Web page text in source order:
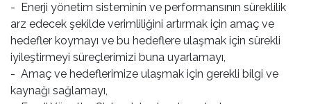
- Enerji yönetim sisteminin ve performansının süreklilik
arz edecek şekilde verimliliğini artırmak için amaç ve
hedefler koymayı ve bu hedeflere ulaşmak için sürekli
iyileştirmeyi süreçlerimizi buna uyarlamayı,
- Amaç ve hedeflerimize ulaşmak için gerekli bilgi ve
kaynağı sağlamayı,